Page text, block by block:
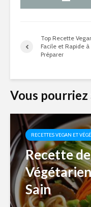
Top Recette
Facile et Rapide à
Préparer
Vous pourriez
RECETTES VEGAN ET
Recette
Sain